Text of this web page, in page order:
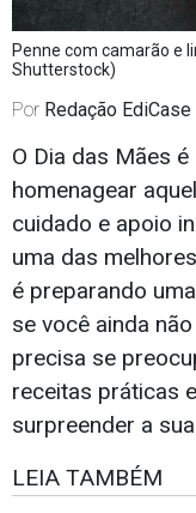
Penne com camarão e
Shutterstock)
Por Redação EdiCase
O Dia das Mães
homenagear
cuidado e apoio
uma das
é preparando
se você ainda
precisa se
receitas práticas
surpreender a
LEIA TAMBÉM